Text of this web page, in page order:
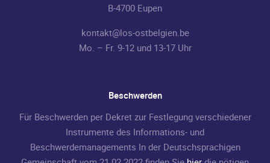
B-4700 Eupen
kontakt@los-ostbelgien.be
Mo. – Fr. 9-12 und 13-17 Uhr
Beschwerden
Für Beschwerden per Dekret zur Festlegung verschiedener
Instrumente des Informations- und
Beschwerdemanagements In der Deutschsprachigen